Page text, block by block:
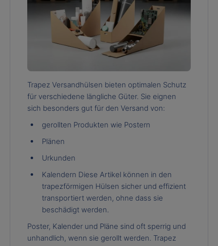
Trapez Versandhülsen bieten optimalen Schutz
für verschiedene längliche Güter. Sie eignen
sich besonders gut für den Versand von:
gerollten Produkten wie Postern
Plänen
Urkunden
Kalendern Diese Artikel können in den
trapezförmigen Hülsen sicher und effizient
transportiert werden, ohne dass sie
beschädigt werden.
Poster, Kalender und Pläne sind oft sperrig und
unhandlich, wenn sie gerollt werden. Trapez